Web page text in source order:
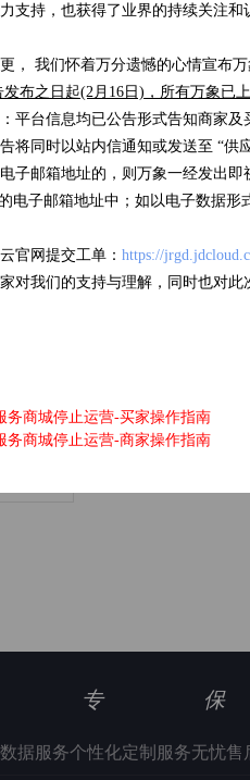
支持，也获得了业界的持续关注
， 我们怀着万分遗憾的心情宣布
发布之日起(2月16日)，所有万象已
平台信息均已公告形式告知商家
将同时以站内信通知或发送至 “供
子邮箱地址的，则万象一经发出
电子邮箱地址中；如以电子数据
官网提交工单： https://
对我们的支持与理解，同时也对
务商城停止运营-买家操作指南
务商城停止运营-商家操作指南
据服务
专
个性化定制服务
保
无忧售